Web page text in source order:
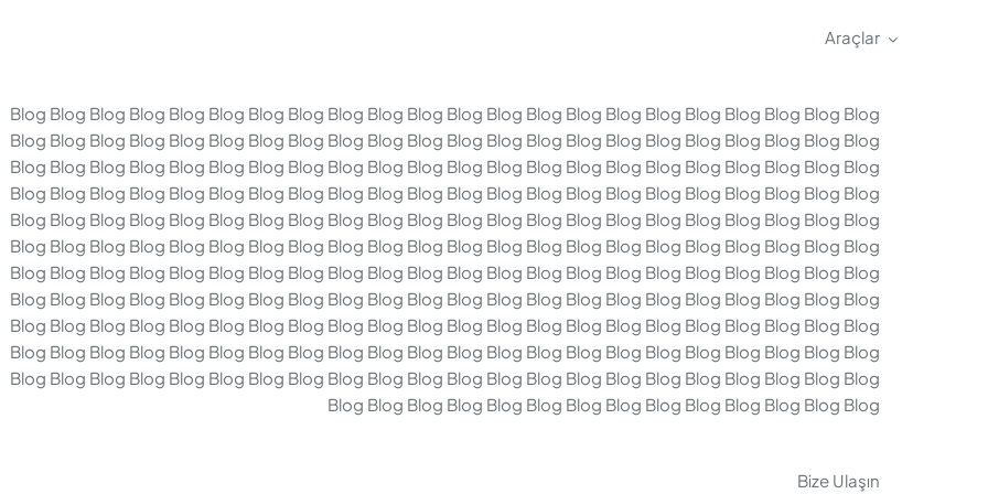
Araçlar
Blog Blog Blog Blog Blog Blog Blog Blog Blog Blog Blog Blog Blog Blog Blog Blog Blog Blog Blog Blog Blog Blog
Blog Blog Blog Blog Blog Blog Blog Blog Blog Blog Blog Blog Blog Blog Blog Blog Blog Blog Blog Blog Blog Blog
Blog Blog Blog Blog Blog Blog Blog Blog Blog Blog Blog Blog Blog Blog Blog Blog Blog Blog Blog Blog Blog Blog
Blog Blog Blog Blog Blog Blog Blog Blog Blog Blog Blog Blog Blog Blog Blog Blog Blog Blog Blog Blog Blog Blog
Blog Blog Blog Blog Blog Blog Blog Blog Blog Blog Blog Blog Blog Blog Blog Blog Blog Blog Blog Blog Blog Blog
Blog Blog Blog Blog Blog Blog Blog Blog Blog Blog Blog Blog Blog Blog Blog Blog Blog Blog Blog Blog Blog Blog
Blog Blog Blog Blog Blog Blog Blog Blog Blog Blog Blog Blog Blog Blog Blog Blog Blog Blog Blog Blog Blog Blog
Blog Blog Blog Blog Blog Blog Blog Blog Blog Blog Blog Blog Blog Blog Blog Blog Blog Blog Blog Blog Blog Blog
Blog Blog Blog Blog Blog Blog Blog Blog Blog Blog Blog Blog Blog Blog Blog Blog Blog Blog Blog Blog Blog Blog
Blog Blog Blog Blog Blog Blog Blog Blog Blog Blog Blog Blog Blog Blog Blog Blog Blog Blog Blog Blog Blog Blog
Blog Blog Blog Blog Blog Blog Blog Blog Blog Blog Blog Blog Blog Blog Blog Blog Blog Blog Blog Blog Blog Blog
Blog Blog Blog Blog Blog Blog Blog Blog Blog Blog Blog Blog Blog Blog
Bize Ulaşın